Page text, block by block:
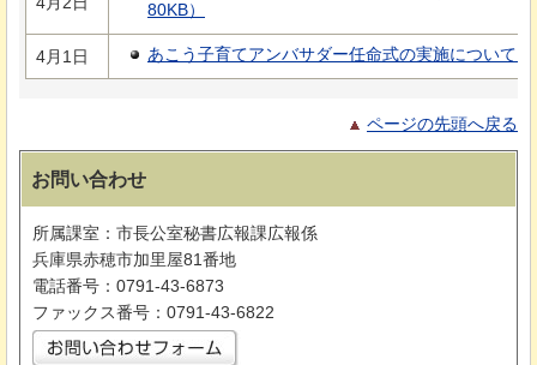
80KB）
4月1日 あこう子育てアンバサダー任命式の実施について
ページの先頭へ戻る
お問い合わせ
所属課室：市長公室秘書広報課広報係
兵庫県赤穂市加里屋81番地
電話番号：0791-43-6873
ファックス番号：0791-43-6822